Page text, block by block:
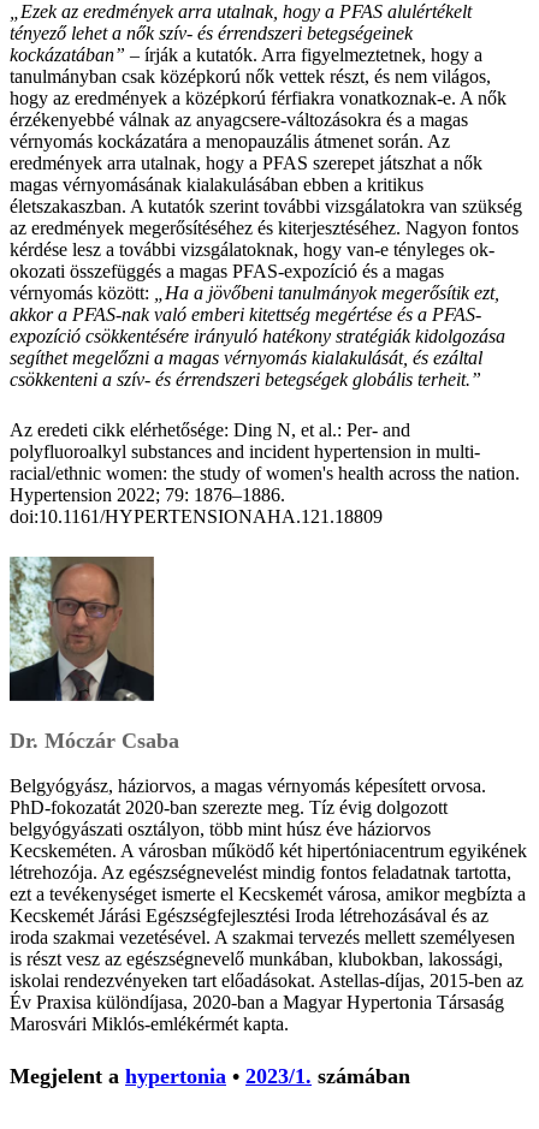
„Ezek az eredmények arra utalnak, hogy a PFAS alulértékelt
tényező lehet a nők szív- és érrendszeri betegségeinek
kockázatában” – írják a kutatók. Arra figyelmeztetnek, hogy a
tanulmányban csak középkorú nők vettek részt, és nem világos,
hogy az eredmények a középkorú férfiakra vonatkoznak-e. A nők
érzékenyebbé válnak az anyagcsere-változásokra és a magas
vérnyomás kockázatára a menopauzális átmenet során. Az
eredmények arra utalnak, hogy a PFAS szerepet játszhat a nők
magas vérnyomásának kialakulásában ebben a kritikus
életszakaszban. A kutatók szerint további vizsgálatokra van szükség
az eredmények megerősítéséhez és kiterjesztéséhez. Nagyon fontos
kérdése lesz a további vizsgálatoknak, hogy van-e tényleges ok-
okozati összefüggés a magas PFAS-expozíció és a magas
vérnyomás között: „Ha a jövőbeni tanulmányok megerősítik ezt,
akkor a PFAS-nak való emberi kitettség megértése és a PFAS-
expozíció csökkentésére irányuló hatékony stratégiák kidolgozása
segíthet megelőzni a magas vérnyomás kialakulását, és ezáltal
csökkenteni a szív- és érrendszeri betegségek globális terheit.”
Az eredeti cikk elérhetősége: Ding N, et al.: Per- and
polyfluoroalkyl substances and incident hypertension in multi-
racial/ethnic women: the study of women's health across the nation.
Hypertension 2022; 79: 1876–1886.
doi:10.1161/HYPERTENSIONAHA.121.18809
Dr. Móczár Csaba
Belgyógyász, háziorvos, a magas vérnyomás képesített orvosa.
PhD-fokozatát 2020-ban szerezte meg. Tíz évig dolgozott
belgyógyászati osztályon, több mint húsz éve háziorvos
Kecskeméten. A városban működő két hipertóniacentrum egyikének
létrehozója. Az egészségnevelést mindig fontos feladatnak tartotta,
ezt a tevékenységet ismerte el Kecskemét városa, amikor megbízta a
Kecskemét Járási Egészségfejlesztési Iroda létrehozásával és az
iroda szakmai vezetésével. A szakmai tervezés mellett személyesen
is részt vesz az egészségnevelő munkában, klubokban, lakossági,
iskolai rendezvényeken tart előadásokat. Astellas-díjas, 2015-ben az
Év Praxisa különdíjasa, 2020-ban a Magyar Hypertonia Társaság
Marosvári Miklós-emlékérmét kapta.
Megjelent a hypertonia • 2023/1. számában